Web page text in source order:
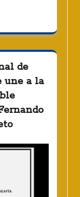
de
une a la